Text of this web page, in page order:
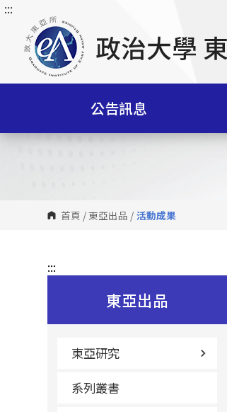
跳
內
塊
:::
公告訊息
首頁 /東亞出品 / 活動成果
:::
東亞出品
東亞研究
系列叢書